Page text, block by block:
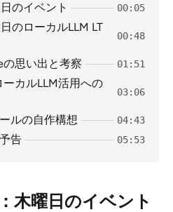
のイベント 00:05
のローカルLLM LT
00:48
思い出と考察 01:51
カルLLM活用への
03:06
ルの自作構想 04:43
告 05:53
木曜日のイベント